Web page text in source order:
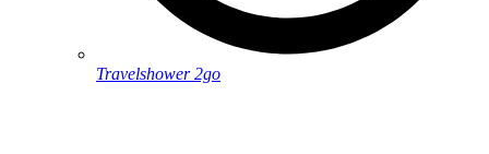
Travelshower 2go